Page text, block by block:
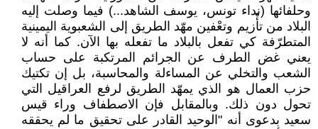
وحلفائها (نداء تونس، يوسف الشاهد...) فيما وصلت إليه
البلاد من تأْزيم وتعْفين مهّد الطريق إلى الشعبوية اليمينية
المتطرّفة كي تفعل بالبلاد ما تفعله بها الآن. كما أنه لا
يعني غض الطرف عن الجرائم المرتكبة على حساب
الشعب والتخلي عن المساءلة والمحاسبة، بل إن تكتيك
حزب العمال هو الذي يمهّد الطريق لرفع العراقيل التي
تحول دون ذلك. وبالمقابل فإن الاصطفاف وراء قيس
سعيد بدعوى أنه "الوحيد القادر على تحقيق ما لم يحققه